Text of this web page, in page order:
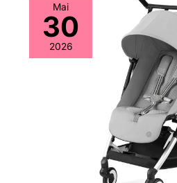
Mai
30
2026